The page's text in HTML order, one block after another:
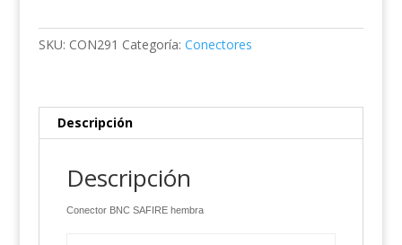
cantidad
SKU: CON291 Categoría: Conectores
Descripción
Descripción
Conector BNC SAFIRE hembra